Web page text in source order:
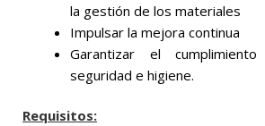
la gestión de los materiales
Impulsar la mejora continua
Garantizar el
seguridad e higiene.
Requisitos: